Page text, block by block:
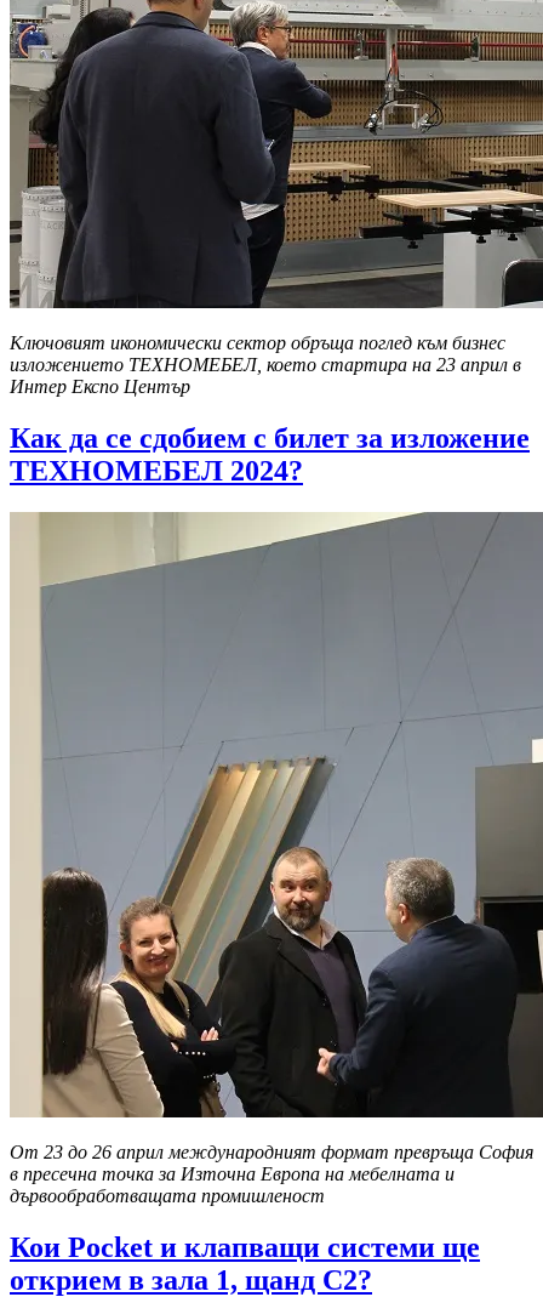
Ключовият икономически сектор обръща поглед към бизнес
изложението ТЕХНОМЕБЕЛ, което стартира на 23 април в
Интер Експо Център
Как да се сдобием с билет за изложение
ТЕХНОМЕБЕЛ 2024?
От 23 до 26 април международният формат превръща София
в пресечна точка за Източна Европа на мебелната и
дървообработващата промишленост
Кои Pocket и клапващи системи ще
открием в зала 1, щанд С2?